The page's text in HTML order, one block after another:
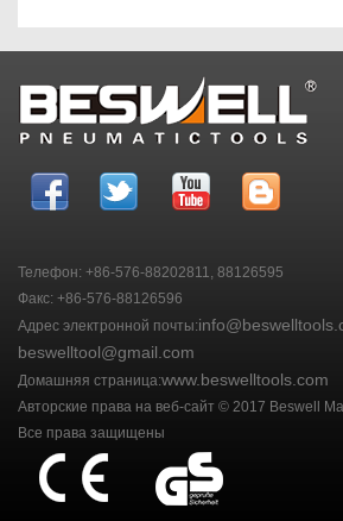
Телефон: +86-576-88202811, 88126595
Факс: +86-576-88126596
Адрес электронной почты:
beswelltool@gmail.com
Домашняя страница:www.beswelltools.com
Авторские права на веб-сайт © 2017 Beswell
Все права защищены